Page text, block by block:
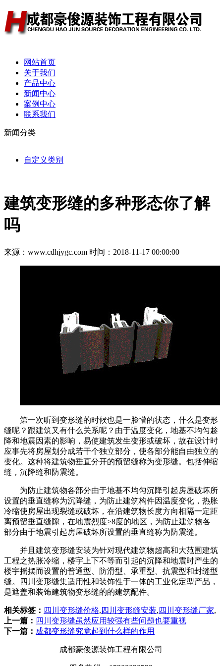
网站首页
关于我们
产品中心
新闻中心
案例中心
联系我们
新闻分类
自定义类别
建筑变形缝的多种形态你了解
吗
来源：www.cdhjygc.com 时间：2018-11-17 00:00:00
第一次听到变形缝的时候也是一脸懵的状态，什么是变形
缝呢？跟建筑又有什么关系呢？由于温度变化，地基不均匀趁
降和地震因素的影响，易使建筑发生变形或破坏，故在设计时
应事先将房屋划分成若干个独立部分，使各部分能自由独立的
变化。这种将建筑物垂直分开的预留缝称为变形缝。包括伸缩
缝，沉降缝和防震缝。
为防止建筑物各部分由于地基不均匀沉降引起房屋破坏所
设置的垂直缝称为沉降缝，为防止建筑构件因温度变化，热胀
冷缩使房屋出现裂缝或破坏，在沿建筑物长度方向相隔一定距
离预留垂直缝隙，在地震烈度≥8度的地区，为防止建筑物各
部分由于地震引起房屋破坏所设置的垂直缝称为防震缝。
并且建筑变形缝安装为针对现代建筑物超高和大范围建筑
工程之热胀冷缩，楼宇上下不等而引起的沉降和地震时产生的
楼宇摇摆而设置的普通型、防滑型、承重型、抗震型和封缝型
缝。四川变形缝集适用性和装饰性于一体的工业化定型产品，
是遮盖和装饰建筑物变形缝的的建筑配件。
相关标签： 四川变形缝价格, 四川变形缝安装, 四川变形缝厂家,
上一篇： 四川变形缝虽然应用较强有些问题也要重视
下一篇： 成都变形缝究竟起到什么样的作用
成都豪俊源装饰工程有限公司